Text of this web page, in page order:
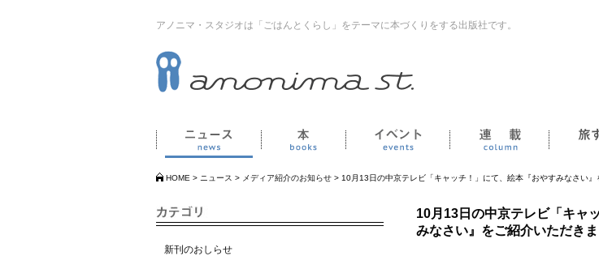
アノニマ・スタジオは「ごはんとくらし」をテーマに本づくりをする出版社です。
ニュース 本 イベント 連載
HOME > ニュース > メディア紹介のお知らせ > 10月13日の中京テレビ「キャッチ！」にて、絵本『おやすみなさい
新刊のおしらせ
10月13日の中京テレビ「キャ
みなさい』をご紹介いただき